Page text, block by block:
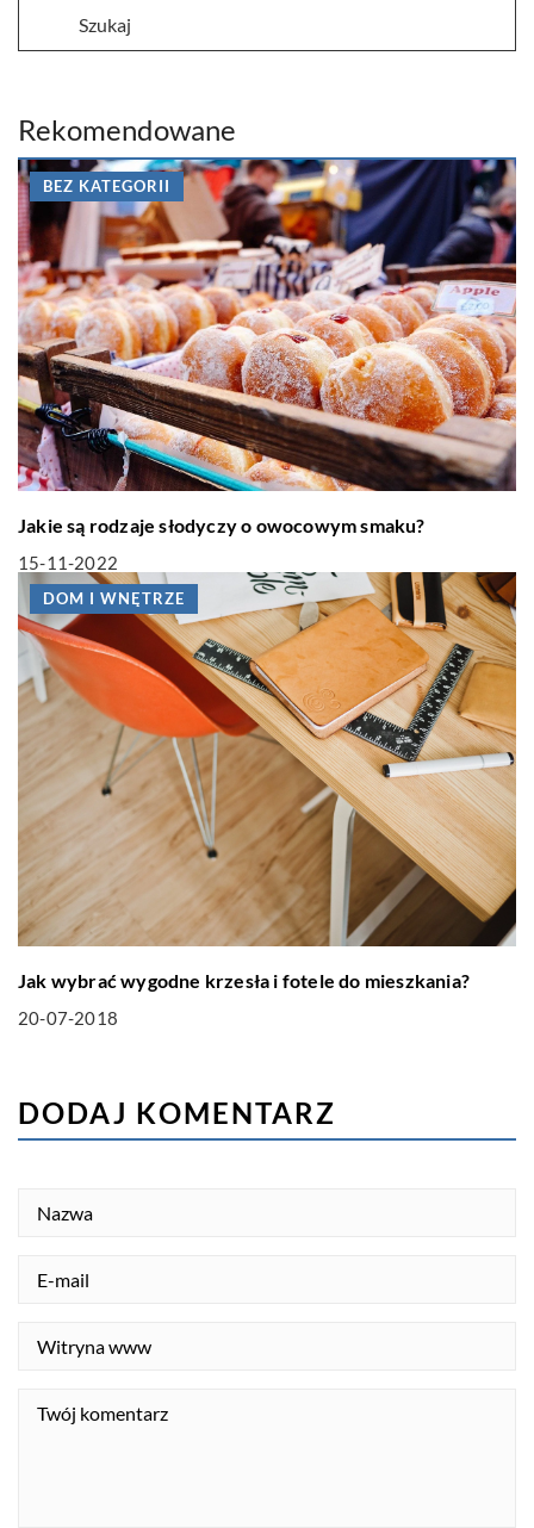
Rekomendowane
BEZ KATEGORII
Jakie są rodzaje słodyczy o owocowym smaku?
15-11-2022
DOM I WNĘTRZE
Jak wybrać wygodne krzesła i fotele do mieszkania?
20-07-2018
DODAJ KOMENTARZ